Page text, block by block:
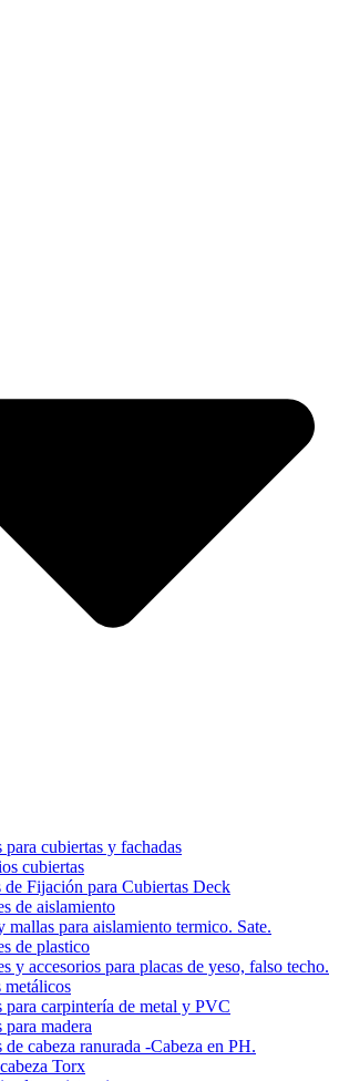
cubiertas y fachadas
cubiertas
de Fijación para Cubiertas Deck
de aislamiento
mallas para aislamiento termico. Sate.
de plastico
y accesorios para placas de yeso, falso techo.
metálicos
para carpintería de metal y PVC
madera
cabeza ranurada -Cabeza en PH.
Torx